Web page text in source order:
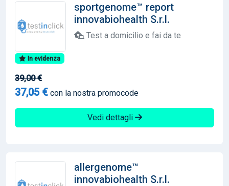
sportgenome™ report
innovabiohealth S.r.l.
Test a domicilio e fai da te
In evidenza
39,00 €
37,05 € con la nostra promocode
Vedi dettagli
allergenome™
innovabiohealth S.r.l.